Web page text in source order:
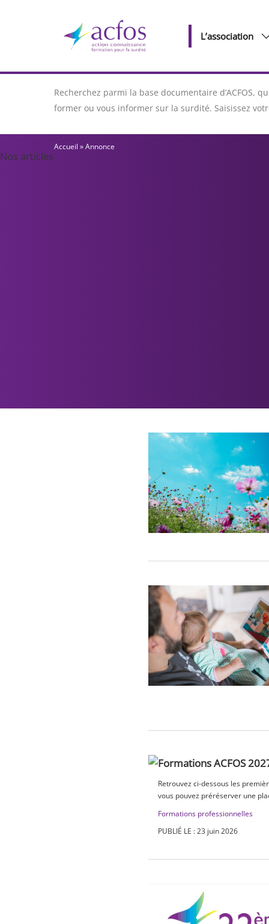
L’association
Recherchez parmi la base documentaire d’ACFOS,
former ou vous informer sur la surdité. Saisissez
Accueil »Annonce
Nos articles
Formations ACFOS
Retrouvez ci-dessous les
vous pouvez préréserver une
Formations professionnelles
PUBLIÉ LE : 23 juin 2026